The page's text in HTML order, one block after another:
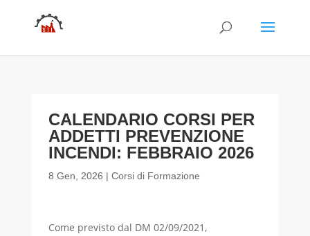
CALENDARIO CORSI PER
ADDETTI PREVENZIONE
INCENDI: FEBBRAIO 2026
8 Gen, 2026 | Corsi di Formazione
Come previsto dal DM 02/09/2021,